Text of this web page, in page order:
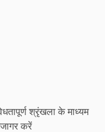
श्रृंखला के माध्यम
करें